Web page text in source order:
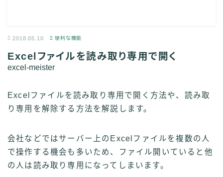
2018.05.10 便利な機能
Excelファイルを読み取り専用で開く
excel-meister
Excelファイルを読み取り専用で開く方法や、読み取
り専用を解除する方法を解説します。
会社などではサーバー上のExcelファイルを複数の人
で操作する機会も多いため、ファイル開いていると他
の人は読み取り専用になってしまいます。